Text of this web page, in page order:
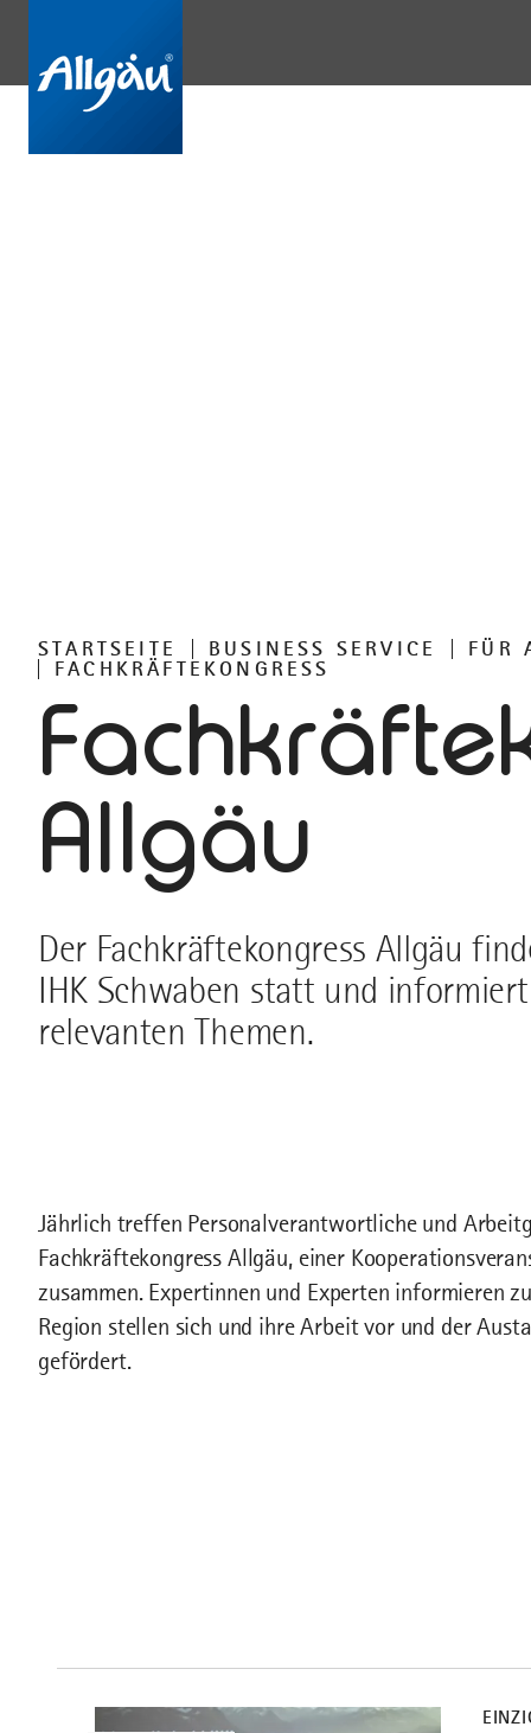
STARTSEITE BUSINESS SERVICE
FÜR
FACHKRÄFTEKONGRESS
Allgäu
Der Fachkräftekongress Allgäu
IHK Schwaben statt und
relevanten Themen.
Jährlich treffen Personalverantwortliche und
Fachkräftekongress Allgäu, einer
zusammen. Expertinnen und Experten informieren
Region stellen sich und ihre Arbeit vor und der
gefördert.